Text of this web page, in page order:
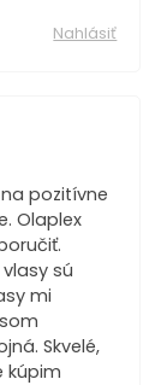
Nahlásiť
pozitívne
Olaplex
sú
mi
Skvelé,
kúpim